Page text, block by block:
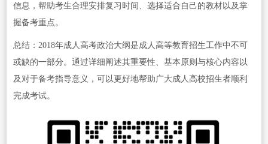
信息，帮助考生合理安排复习时间、选择适合自己的教材以及掌
握备考重点。
总结：2018年成人高考政治大纲是成人高等教育招生工作中不可
或缺的一部分。通过详细阐述其重要性、基本原则与核心内容以
及对于备考指导意义，可以更好地帮助广大成人高校招生者顺利
完成考试。